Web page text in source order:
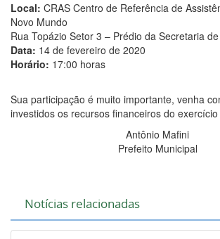
Local: CRAS Centro de Referência de
Novo Mundo
Rua Topázio Setor 3 – Prédio da Secretaria
Data: 14 de fevereiro de 2020
Horário: 17:00 horas
Sua participação é muito importante, venha
investidos os recursos financeiros do
Antônio Mafini
Prefeito Municipal
Notícias relacionadas